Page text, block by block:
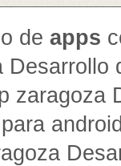
de apps
Desarrollo
zaragoza
para